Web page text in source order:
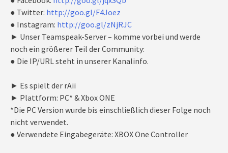
● Twitter: http://goo.gl/F4Joez
● Instagram: http://goo.gl/zNjRJC
► Unser Teamspeak-Server – komme vorbei und werde
noch ein größerer Teil der Community:
● Die IP/URL steht in unserer Kanalinfo.
► Es spielt der rAii
► Plattform: PC* & Xbox ONE
*Die PC Version wurde bis einschließlich dieser Folge noch
nicht verwendet.
● Verwendete Eingabegeräte: XBOX One Controller